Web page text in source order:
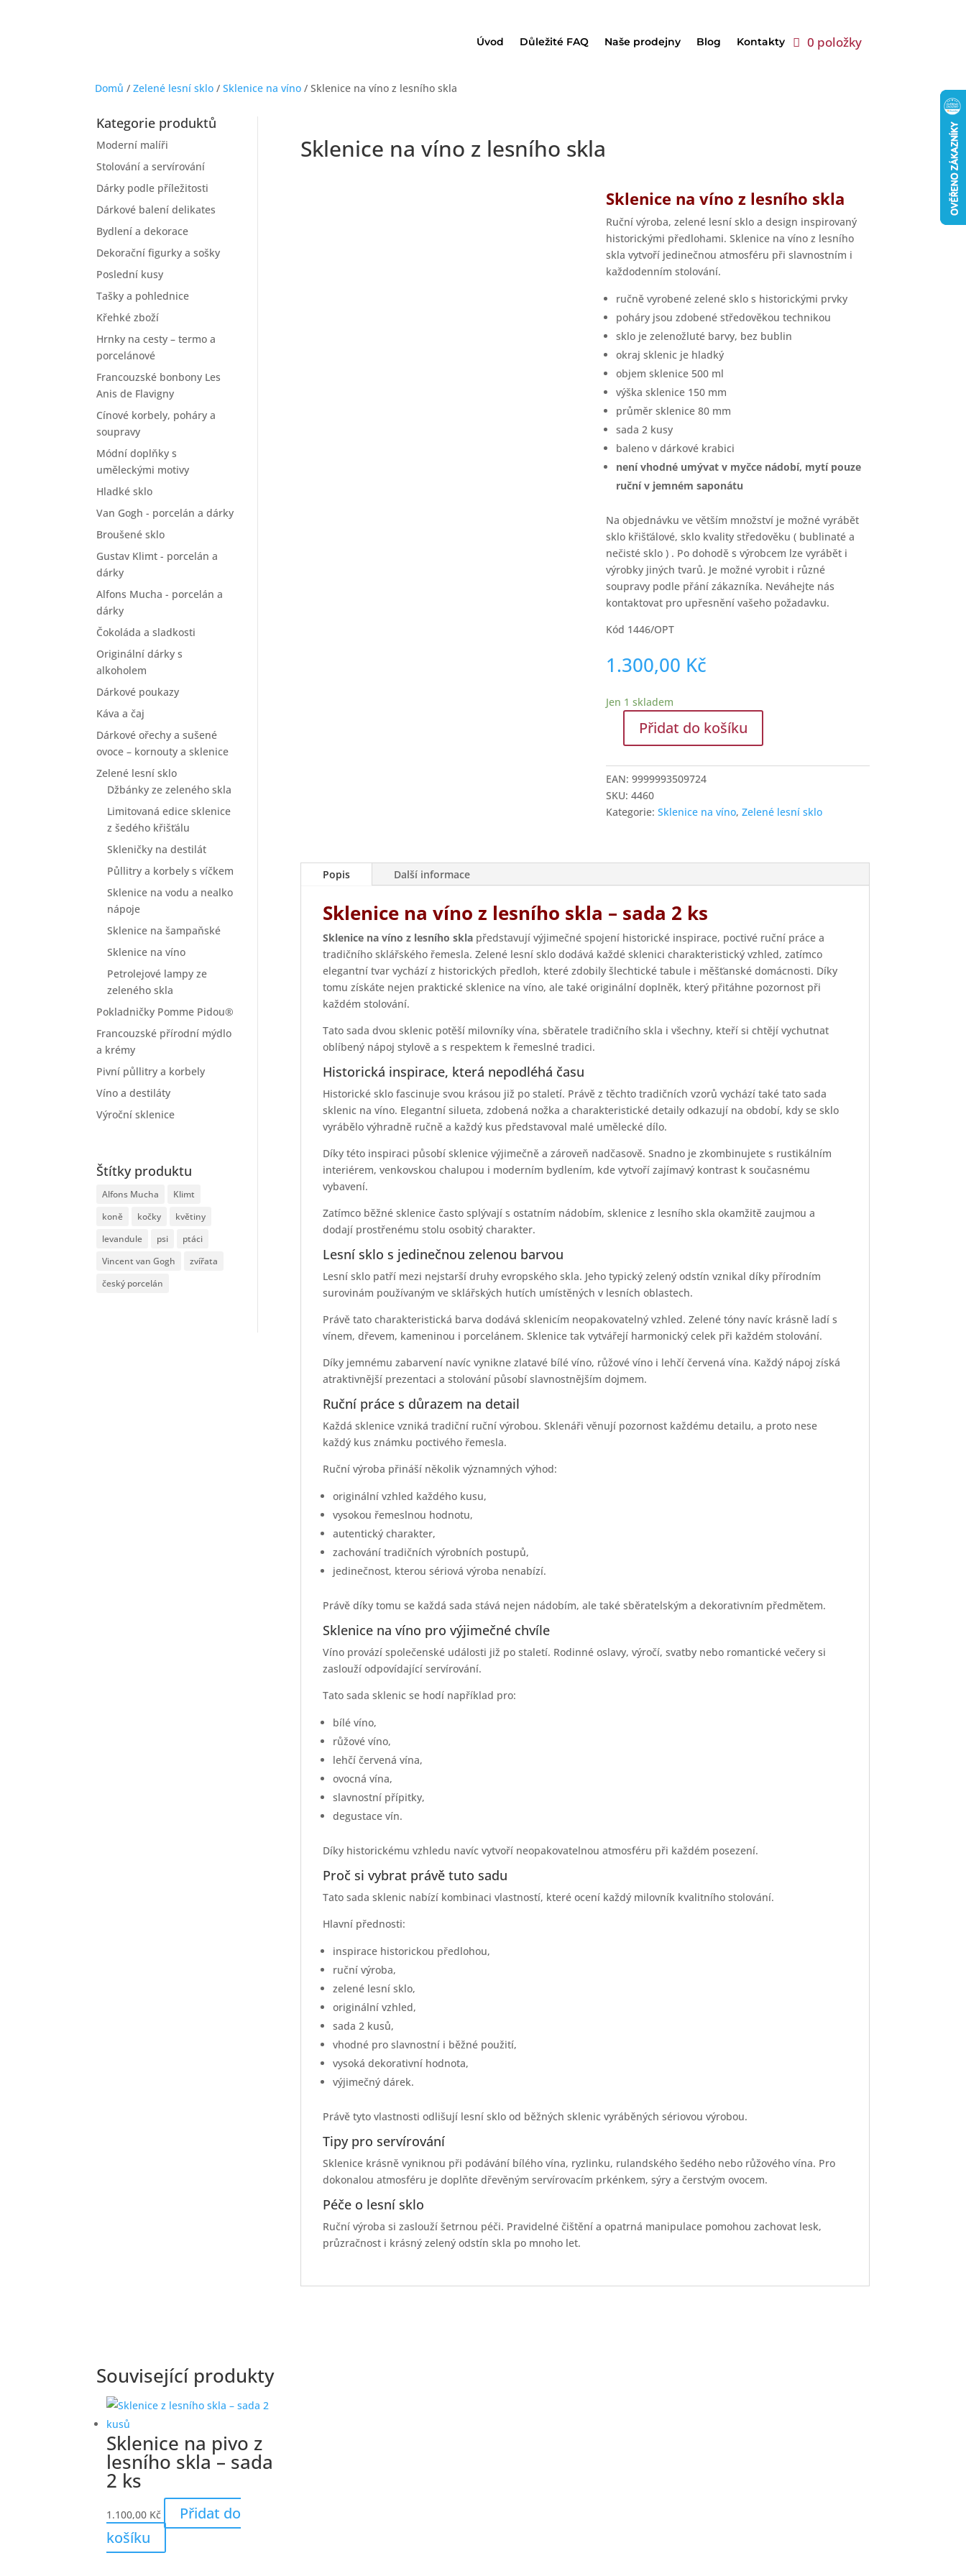
Úvod Důležité FAQ Naše prodejny Blog Kontakty 0 položky
Domů / Zelené lesní sklo / Sklenice na víno / Sklenice na víno z lesního skla
Kategorie produktů
Moderní malíři
Stolování a servírování
Dárky podle příležitosti
Dárkové balení delikates
Bydlení a dekorace
Dekorační figurky a sošky
Poslední kusy
Tašky a pohlednice
Křehké zboží
Hrnky na cesty – termo a
porcelánové
Francouzské bonbony Les
Anis de Flavigny
Cínové korbely, poháry a
soupravy
Módní doplňky s
uměleckými motivy
Hladké sklo
Van Gogh - porcelán a dárky
Broušené sklo
Gustav Klimt - porcelán a
dárky
Alfons Mucha - porcelán a
dárky
Čokoláda a sladkosti
Originální dárky s
alkoholem
Dárkové poukazy
Káva a čaj
Dárkové ořechy a sušené
ovoce – kornouty a sklenice
Zelené lesní sklo
Džbánky ze zeleného skla
Limitovaná edice sklenice
z šedého křišťálu
Skleničky na destilát
Půllitry a korbely s víčkem
Sklenice na vodu a nealko
nápoje
Sklenice na šampaňské
Sklenice na víno
Petrolejové lampy ze
zeleného skla
Pokladničky Pomme Pidou®
Francouzské přírodní mýdlo
a krémy
Pivní půllitry a korbely
Víno a destiláty
Výroční sklenice
Štítky produktu
Alfons Mucha
Klimt
koně
kočky
květiny
levandule
psi
ptáci
Vincent van Gogh
zvířata
český porcelán
Sklenice na víno z lesního skla
Sklenice na víno z lesního skla
Ruční výroba, zelené lesní sklo a design inspirovaný
historickými předlohami. Sklenice na víno z lesního
skla vytvoří jedinečnou atmosféru při slavnostním i
každodenním stolování.
ručně vyrobené zelené sklo s historickými prvky
poháry jsou zdobené středověkou technikou
sklo je zelenožluté barvy, bez bublin
okraj sklenic je hladký
objem sklenice 500 ml
výška sklenice 150 mm
průměr sklenice 80 mm
sada 2 kusy
baleno v dárkové krabici
není vhodné umývat v myčce nádobí, mytí pouze
ruční v jemném saponátu
Na objednávku ve větším množství je možné vyrábět
sklo křišťálové, sklo kvality středověku ( bublinaté a
nečisté sklo ) . Po dohodě s výrobcem lze vyrábět i
výrobky jiných tvarů. Je možné vyrobit i různé
soupravy podle přání zákazníka. Neváhejte nás
kontaktovat pro upřesnění vašeho požadavku.
Kód 1446/OPT
1.300,00 Kč
Jen 1 skladem
Sklenice
víno
z
lesního
skla
Přidat do košíku
EAN:9999993509724
SKU:4460
Kategorie:Sklenice na víno,Zelené lesní sklo
Popis Další informace
Sklenice na víno z lesního skla – sada 2 ks
Sklenice na víno z lesního sklapředstavují výjimečné spojení historické inspirace, poctivé ruční práce a
tradičního sklářského řemesla. Zelené lesní sklo dodává každé sklenici charakteristický vzhled, zatímco
elegantní tvar vychází z historických předloh, které zdobily šlechtické tabule i měšťanské domácnosti. Díky
tomu získáte nejen praktické sklenice na víno, ale také originální doplněk, který přitáhne pozornost při
každém stolování.
Tato sada dvou sklenic potěší milovníky vína, sběratele tradičního skla i všechny, kteří si chtějí vychutnat
oblíbený nápoj stylově a s respektem k řemeslné tradici.
Historická inspirace, která nepodléhá času
Historické sklo fascinuje svou krásou již po staletí. Právě z těchto tradičních vzorů vychází také tato sada
sklenic na víno. Elegantní silueta, zdobená nožka a charakteristické detaily odkazují na období, kdy se sklo
vyrábělo výhradně ručně a každý kus představoval malé umělecké dílo.
Díky této inspiraci působí sklenice výjimečně a zároveň nadčasově. Snadno je zkombinujete s rustikálním
interiérem, venkovskou chalupou i moderním bydlením, kde vytvoří zajímavý kontrast k současnému
vybavení.
Zatímco běžné sklenice často splývají s ostatním nádobím, sklenice z lesního skla okamžitě zaujmou a
dodají prostřenému stolu osobitý charakter.
Lesní sklo s jedinečnou zelenou barvou
Lesní sklo patří mezi nejstarší druhy evropského skla. Jeho typický zelený odstín vznikal díky přírodním
surovinám používaným ve sklářských hutích umístěných v lesních oblastech.
Právě tato charakteristická barva dodává sklenicím neopakovatelný vzhled. Zelené tóny navíc krásně ladí s
vínem, dřevem, kameninou i porcelánem. Sklenice tak vytvářejí harmonický celek při každém stolování.
Díky jemnému zabarvení navíc vynikne zlatavé bílé víno, růžové víno i lehčí červená vína. Každý nápoj získá
atraktivnější prezentaci a stolování působí slavnostnějším dojmem.
Ruční práce s důrazem na detail
Každá sklenice vzniká tradiční ruční výrobou. Sklenáři věnují pozornost každému detailu, a proto nese
každý kus známku poctivého řemesla.
Ruční výroba přináší několik významných výhod:
originální vzhled každého kusu,
vysokou řemeslnou hodnotu,
autentický charakter,
zachování tradičních výrobních postupů,
jedinečnost, kterou sériová výroba nenabízí.
Právě díky tomu se každá sada stává nejen nádobím, ale také sběratelským a dekorativním předmětem.
Sklenice na víno pro výjimečné chvíle
Víno provází společenské události již po staletí. Rodinné oslavy, výročí, svatby nebo romantické večery si
zaslouží odpovídající servírování.
Tato sada sklenic se hodí například pro:
bílé víno,
růžové víno,
lehčí červená vína,
ovocná vína,
slavnostní přípitky,
degustace vín.
Díky historickému vzhledu navíc vytvoří neopakovatelnou atmosféru při každém posezení.
Proč si vybrat právě tuto sadu
Tato sada sklenic nabízí kombinaci vlastností, které ocení každý milovník kvalitního stolování.
Hlavní přednosti:
inspirace historickou předlohou,
ruční výroba,
zelené lesní sklo,
originální vzhled,
sada 2 kusů,
vhodné pro slavnostní i běžné použití,
vysoká dekorativní hodnota,
výjimečný dárek.
Právě tyto vlastnosti odlišují lesní sklo od běžných sklenic vyráběných sériovou výrobou.
Tipy pro servírování
Sklenice krásně vyniknou při podávání bílého vína, ryzlinku, rulandského šedého nebo růžového vína. Pro
dokonalou atmosféru je doplňte dřevěným servírovacím prkénkem, sýry a čerstvým ovocem.
Péče o lesní sklo
Ruční výroba si zaslouží šetrnou péči. Pravidelné čištění a opatrná manipulace pomohou zachovat lesk,
průzračnost i krásný zelený odstín skla po mnoho let.
Související produkty
Sklenice na pivo z
lesního skla – sada
2 ks
1.100,00 Kč
Přidat do
košíku